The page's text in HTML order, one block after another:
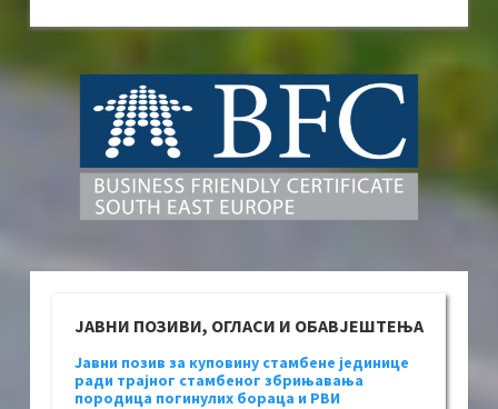
ЈАВНИ ПОЗИВИ, ОГЛАСИ И ОБАВЈЕШТЕЊА
Јавни позив за куповину стамбене јединице
ради трајног стамбеног збрињавања
породица погинулих бораца и РВИ